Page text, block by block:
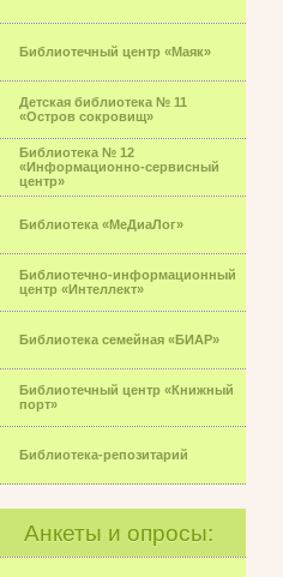
Библиотечный центр «Маяк»
Детская библиотека № 11
«Остров сокровищ»
Библиотека № 12
«Информационно-сервисный
центр»
Библиотека «МеДиаЛог»
Библиотечно-информационный
центр «Интеллект»
Библиотека семейная «БИАР»
Библиотечный центр «Книжный
порт»
Библиотека-репозитарий
Анкеты и опросы: